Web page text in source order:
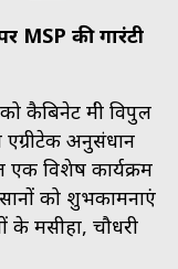
MSP की गारंटी
कैबिनेट मंत्री विपुल
अनुसंधान
एक विशेष कार्यक्रम
को शुभकामनाएं
के मसीहा, चौधरी